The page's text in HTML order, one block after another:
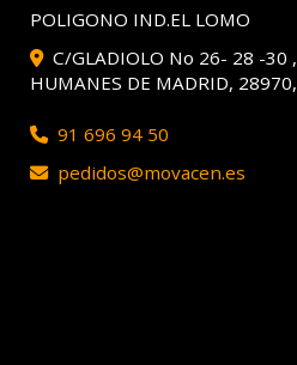
POLIGONO IND.EL LOMO
C/GLADIOLO No 26- 28 -30 ,
HUMANES DE MADRID, 28970,
91 696 94 50
pedidos
movacen.es